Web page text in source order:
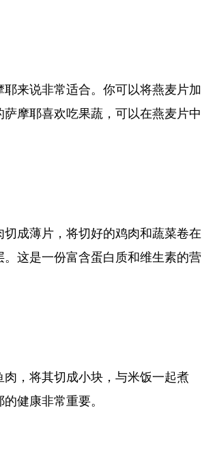
来说非常适合。你可以将燕麦片加
摩耶喜欢吃果蔬，可以在燕麦片中
成薄片，将切好的鸡肉和蔬菜卷在
这是一份富含蛋白质和维生素的营
，将其切成小块，与米饭一起煮
健康非常重要。